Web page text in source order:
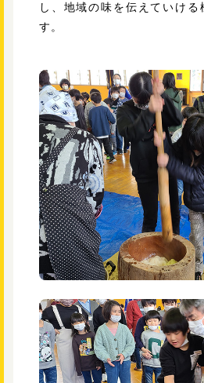
し、地域の味を伝えていける
す。